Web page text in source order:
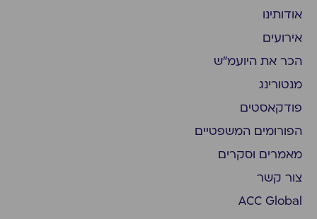
אודותינו
אירועים
הכר את היועמ״ש
מנטורינג
פודקאסטים
הפורומים המשפטיים
מאמרים וסקרים
צור קשר
ACC Global